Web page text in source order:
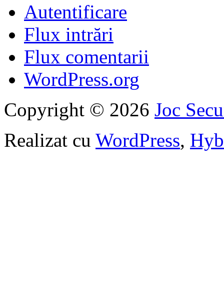
Autentificare
Flux intrări
Flux comentarii
WordPress.org
Copyright © 2026 Joc
Realizat cu WordPress,